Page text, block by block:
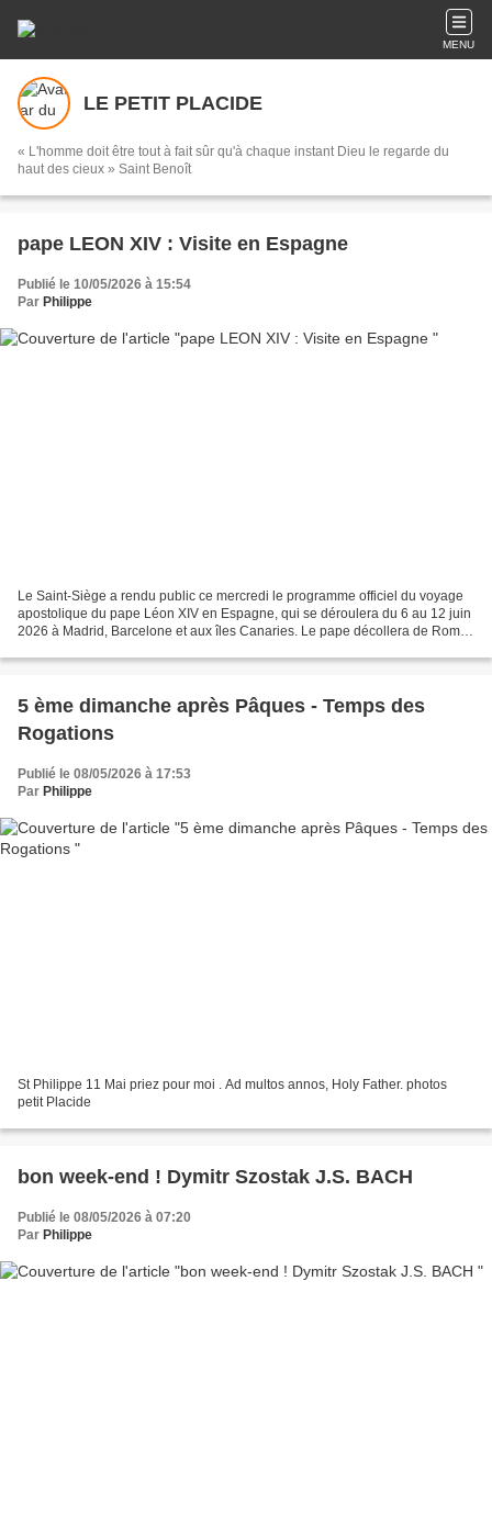
MENU
LE PETIT PLACIDE
« L'homme doit être tout à fait sûr qu'à chaque instant Dieu le regarde du
haut des cieux » Saint Benoît
pape LEON XIV : Visite en Espagne
Publié le 10/05/2026 à 15:54
Par Philippe
Le Saint-Siège a rendu public ce mercredi le programme officiel du voyage
apostolique du pape Léon XIV en Espagne, qui se déroulera du 6 au 12 juin
2026 à Madrid, Barcelone et aux îles Canaries. Le pape décollera de Rome
5 ème dimanche après Pâques - Temps des
Rogations
Publié le 08/05/2026 à 17:53
Par Philippe
St Philippe 11 Mai priez pour moi . Ad multos annos, Holy Father. photos
petit Placide
bon week-end ! Dymitr Szostak J.S. BACH
Publié le 08/05/2026 à 07:20
Par Philippe